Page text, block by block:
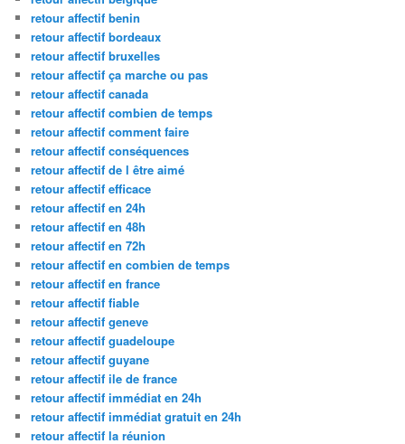
retour affectif benin
retour affectif bordeaux
retour affectif bruxelles
retour affectif ça marche ou pas
retour affectif canada
retour affectif combien de temps
retour affectif comment faire
retour affectif conséquences
retour affectif de l être aimé
retour affectif efficace
retour affectif en 24h
retour affectif en 48h
retour affectif en 72h
retour affectif en combien de temps
retour affectif en france
retour affectif fiable
retour affectif geneve
retour affectif guadeloupe
retour affectif guyane
retour affectif ile de france
retour affectif immédiat en 24h
retour affectif immédiat gratuit en 24h
retour affectif la réunion